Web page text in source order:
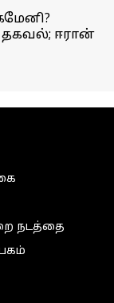
ஈரான்
நடத்தை